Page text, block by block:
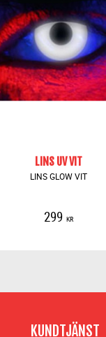
LINS UV VIT
LINS GLOW VIT
299 KR
KUNDTJÄNST